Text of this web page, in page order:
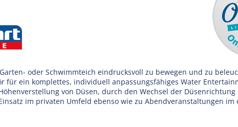
oder Schwimmteich eindrucksvoll zu bewegen und zu
für ein komplettes, individuell anpassungsfähiges Water
von Düsen, durch den Wechsel der
im privaten Umfeld ebenso wie zu Abendveranstaltungen im